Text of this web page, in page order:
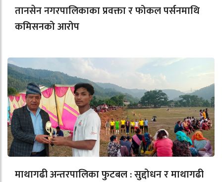
तानसेन नगरपालिकाका प्रवक्ता र फोकल पर्सनमाथि
कमिसनको आरोप
माथागढी अन्तरपालिका फुटबल : सुद्दोधन र माथागढी